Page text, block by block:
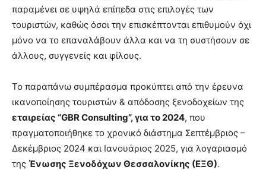
παραμένει σε υψηλά επίπεδα στις επιλογές των
τουριστών, καθώς όσοι την επισκέπτονται επιθυμούν όχι
μόνο να το επαναλάβουν άλλα και να τη συστήσουν σε
άλλους, συγγενείς και φίλους.
Το παραπάνω συμπέρασμα προκύπτει από την έρευνα
ικανοποίησης τουριστών & απόδοσης ξενοδοχείων της
εταιρείας “GBR Consulting”, για το 2024, που
πραγματοποιήθηκε το χρονικό διάστημα Σεπτέμβριος –
Δεκέμβριος 2024 και Ιανουάριος 2025, για λογαριασμό
της Ένωσης Ξενοδόχων Θεσσαλονίκης (ΕΞΘ).